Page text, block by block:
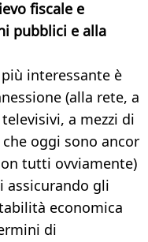
fiscale e
pubblici e alla
più interessante è
(alla rete, a
a mezzi di
oggi sono ancor
tutti ovviamente)
assicurando gli
economica
di